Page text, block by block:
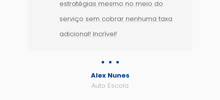
estratégias mesmo no meio do
serviço sem cobrar nenhuma taxa
adicional! Incrível!
Alex Nunes
Auto Escola